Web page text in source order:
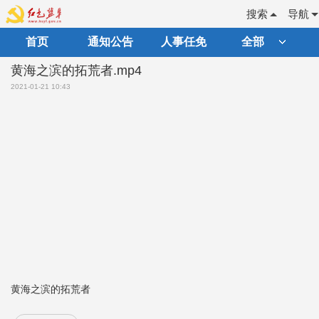
导航
搜索
首页 通知公告 人事任免 全部
黄海之滨的拓荒者.mp4
2021-01-21 10:43
黄海之滨的拓荒者